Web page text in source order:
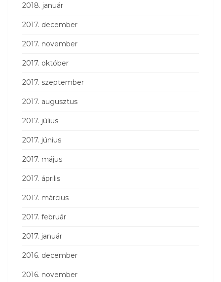
2018. január
2017. december
2017. november
2017. október
2017. szeptember
2017. augusztus
2017. július
2017. június
2017. május
2017. április
2017. március
2017. február
2017. január
2016. december
2016. november